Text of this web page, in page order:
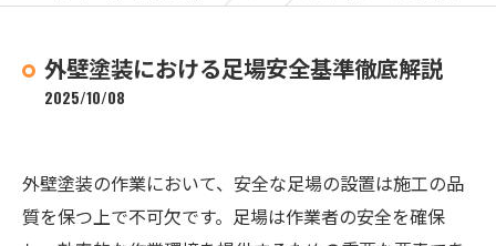
外壁塗装における足場安全基準徹底解説
2025/10/08
外壁塗装の作業において、安全な足場の設置は施工の品
質を保つ上で不可欠です。足場は作業者の安全を確保